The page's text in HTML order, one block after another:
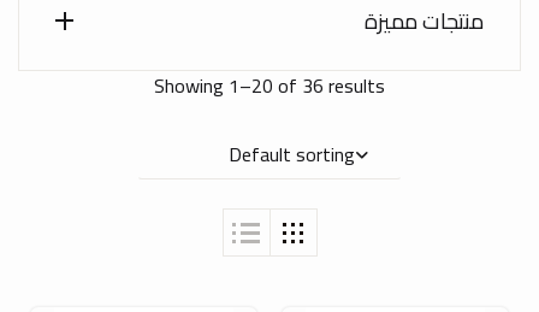
Showing 1–20 of 36 results
Default sorting
منتجات مميزة